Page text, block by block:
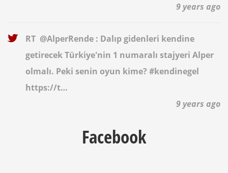
9 years ago
RT @AlperRende : Dalıp gidenleri kendine
getirecek Türkiye'nin 1 numaralı stajyeri Alper
olmalı. Peki senin oyun kime? #kendinegel
https://t…
9 years ago
Facebook